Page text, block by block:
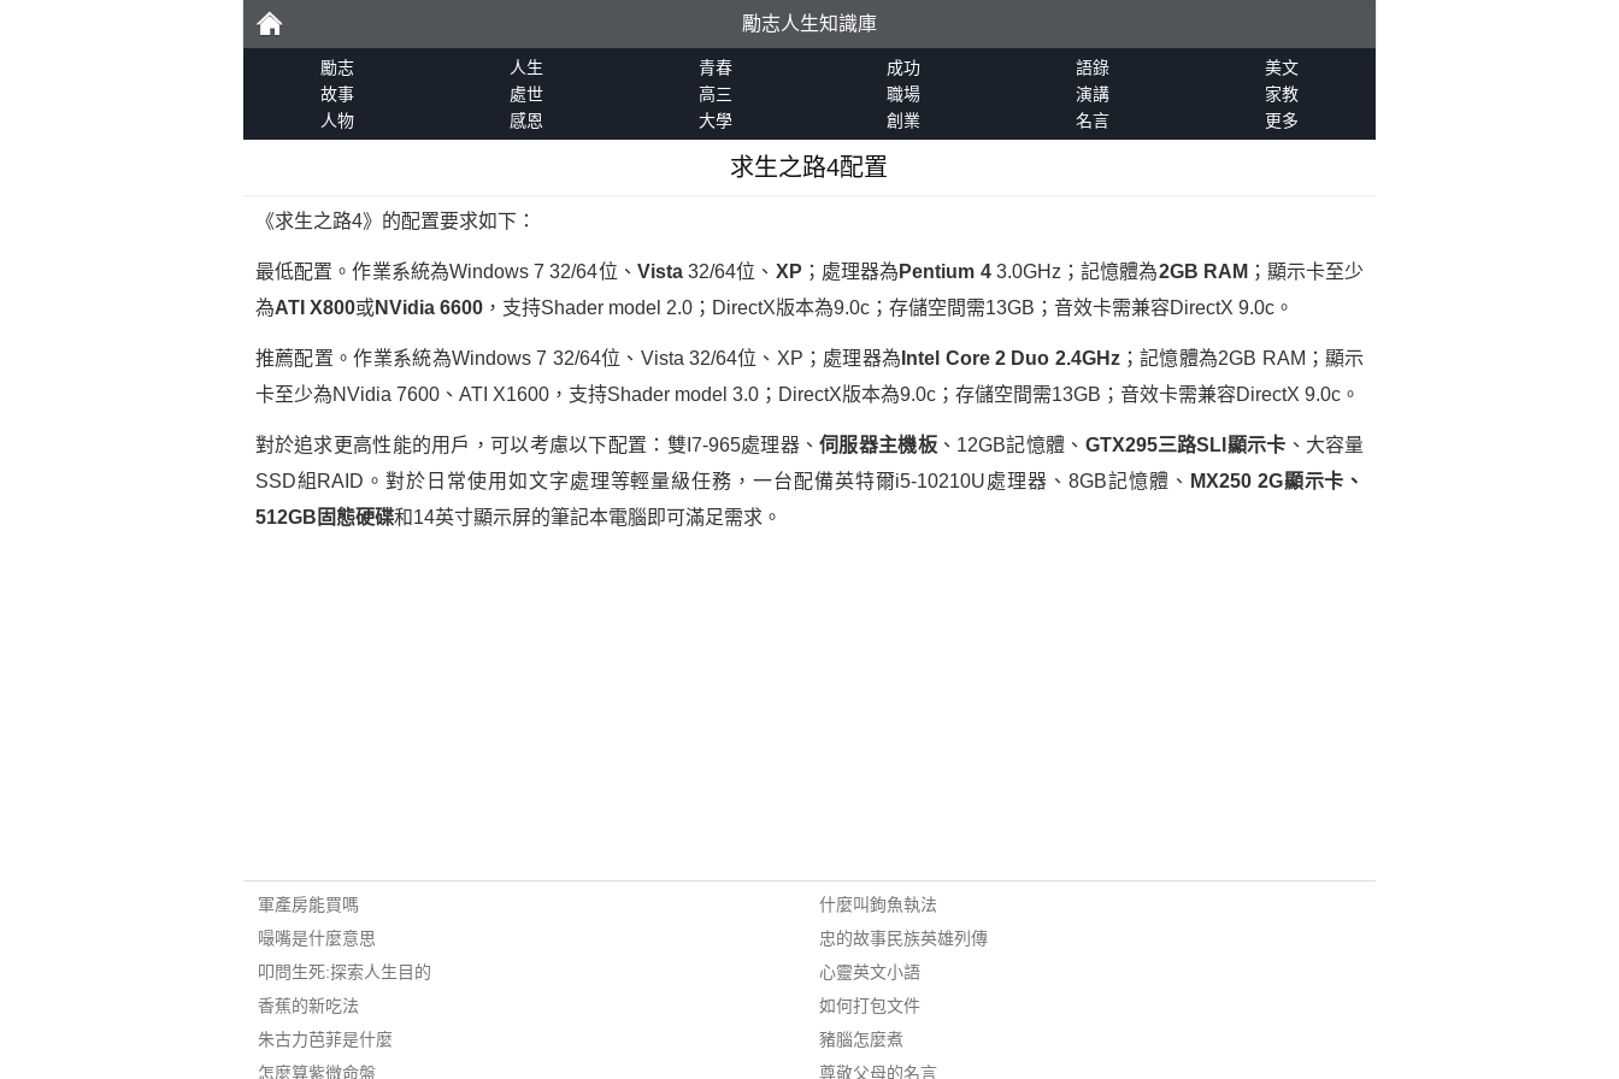
勵
勵志人生知識庫
勵志 人生 青春 成功 語錄
美文
故事
處世 高三 職場 演講
家教
人物
感恩 大學 創業 名言 更多
求生之路4配置
《求生之路4》的配置要求如下：
最低配置。作業系統為Windows 7 32/64位、 Vista32/64位、 XP ；處理器為 Pentium 43.0GHz；記憶體為2GB RAM ；顯示卡至少
為ATI X800或NVidia 6600，支持Shader model 2.0；DirectX版本為9.0c；存儲空間需13GB；音效卡需兼容DirectX 9.0c。
推薦配置。作業系統為Windows 7 32/64位、Vista 32/64位、XP；處理器為 Intel Core 2 Duo 2.4GHz；記憶體為2GB RAM；顯示
卡至少為NVidia 7600、ATI X1600，支持Shader model 3.0；DirectX版本為9.0c；存儲空間需13GB；音效卡需兼容DirectX 9.0c。
對於追求更高性能的用戶，可以考慮以下配置：雙I7-965處理器、伺服器主機板、12GB記憶體、 GTX295三路SLI顯示卡 、大容量
SSD組RAID。對於日常使用如文字處理等輕量級任務，一台配備英特爾i5-10210U處理器、8GB記憶體、 MX250 2G顯示卡、
512GB固態硬碟和14英寸顯示屏的筆記本電腦即可滿足需求。
軍產房能買嗎
嘬嘴是什麼意思
叩問生死:探索人生目的
香蕉的新吃法
朱古力芭菲是什麼
怎麼算紫微命盤
什麼叫鉤魚執法
忠的故事民族英雄列傳
心靈英文小語
如何打包文件
豬腦怎麼煮
尊敬父母的名言